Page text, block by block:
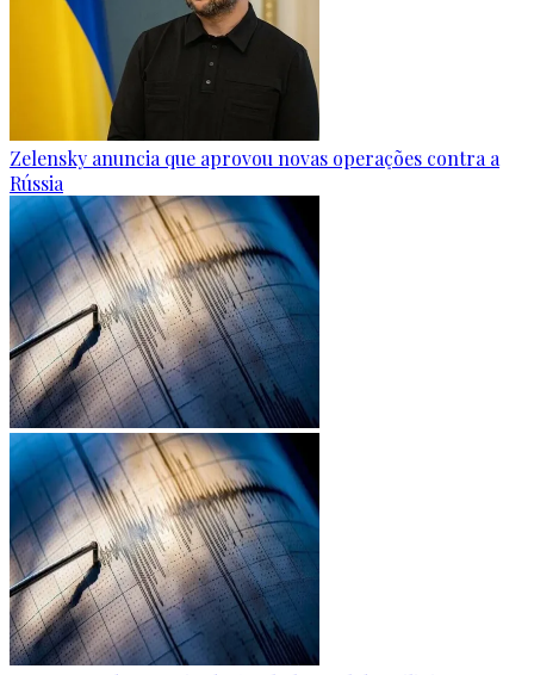
Zelensky anuncia que aprovou novas operações contra a
Rússia